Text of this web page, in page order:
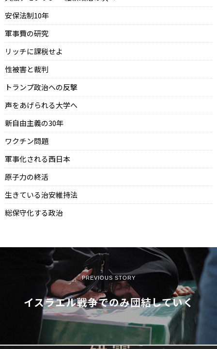
安保法制10年
軍事費の研究
リッチに課税せよ
性被害と裁判
トランプ政治への反撃
声をあげられる大学へ
新自由主義の30年
ワクチン問題
軍事化される西日本
原子力の終活
生きている治安維持法
総保守化する政治
PREVIOUS STORY
イスラエル――戦争でのみ団結していく